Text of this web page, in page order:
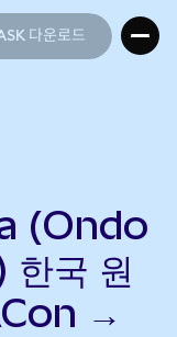
다운로드
(Ondo
국 원
→